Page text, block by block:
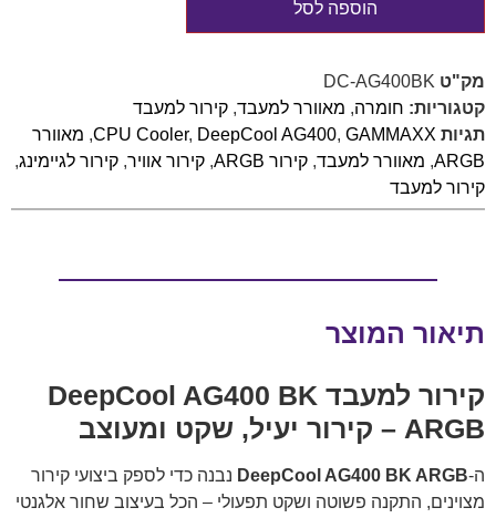
הוספה לסל
מק"ט DC-AG400BK
קטגוריות: חומרה, מאוורר למעבד, קירור למעבד
תגיות
CPU Cooler, DeepCool AG400, GAMMAXX
, מאוורר
ARGB
, מאוורר למעבד, קירור ARGB , קירור אוויר, קירור לגיימינג,
קירור למעבד
תיאור המוצר
קירור למעבד DeepCool AG400 BK
ARGB – קירור יעיל, שקט ומעוצב
ה-DeepCool AG400 BK ARGB נבנה כדי לספק ביצועי קירור
מצוינים, התקנה פשוטה ושקט תפעולי – הכל בעיצוב שחור אלגנטי